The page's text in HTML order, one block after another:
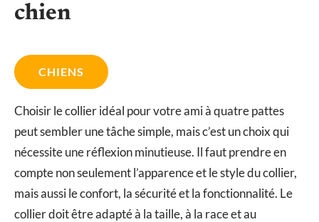
chien
CHIENS
Choisir le collier idéal pour votre ami à quatre pattes
peut sembler une tâche simple, mais c’est un choix qui
nécessite une réflexion minutieuse. Il faut prendre en
compte non seulement l’apparence et le style du collier,
mais aussi le confort, la sécurité et la fonctionnalité. Le
collier doit être adapté à la taille, à la race et au